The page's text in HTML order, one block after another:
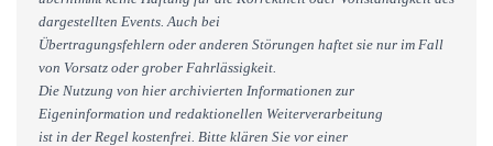
dargestellten Events. Auch bei
Übertragungsfehlern oder anderen Störungen haftet sie nur im Fall
von Vorsatz oder grober Fahrlässigkeit.
Die Nutzung von hier archivierten Informationen zur
Eigeninformation und redaktionellen Weiterverarbeitung
ist in der Regel kostenfrei. Bitte klären Sie vor einer